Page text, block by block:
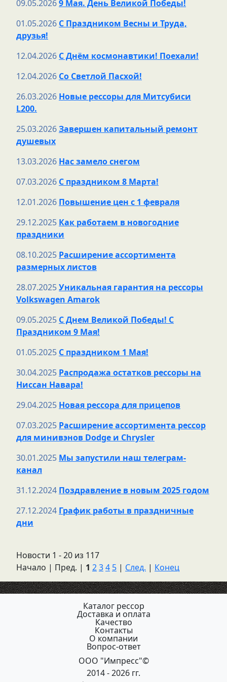
09.05.20269 Мая. День Великой Победы!
01.05.2026 С Праздником Весны и Труда,
друзья!
12.04.2026 С Днём космонавтики! Поехали!
12.04.2026 Со Светлой Пасхой!
26.03.2026 Новые рессоры для Митсубиси
L200.
25.03.2026Завершен капитальный ремонт
душевых
13.03.2026 Нас замело снегом
07.03.2026 С праздником 8 Марта!
12.01.2026 Повышение цен с 1 февраля
29.12.2025 Как работаем в новогодние
праздники
08.10.2025 Расширение ассортимента
размерных листов
28.07.2025Уникальная гарантия на рессоры
Volkswagen Amarok
09.05.2025 С Днем Великой Победы! С
Праздником 9 Мая!
01.05.2025 С праздником 1 Мая!
30.04.2025 Распродажа остатков рессоры на
Ниссан Навара!
29.04.2025 Новая рессора для прицепов
07.03.2025 Расширение ассортимента рессор
для минивэнов Dodge и Chrysler
30.01.2025 Мы запустили наш телеграм-
канал
31.12.2024 Поздравление в новым 2025 годом
27.12.2024 График работы в праздничные
дни
Новости 1 - 20 из 117
Начало | Пред. | 1 234 5 | След. | Конец
Каталог рессор
Доставка и оплата
Качество
Контакты
О компании
Вопрос-ответ
ООО "Импресс"©
2014 - 2026 гг.